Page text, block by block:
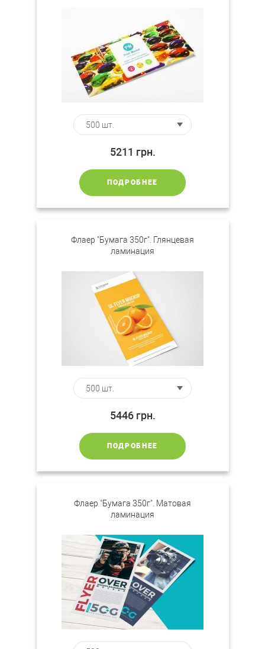
5211 грн.
ПОДРОБНЕЕ
Флаер "Бумага 350г". Глянцевая
ламинация
5446 грн.
ПОДРОБНЕЕ
Флаер "Бумага 350г". Матовая
ламинация